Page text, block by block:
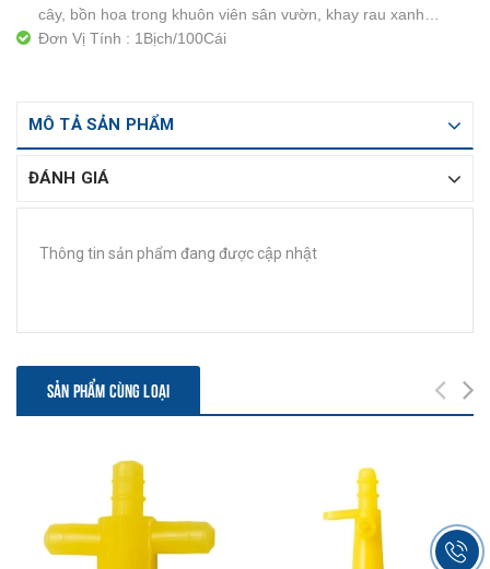
cây, bồn hoa trong khuôn viên sân vườn, khay rau xanh…
Đơn Vị Tính : 1Bịch/100Cái
MÔ TẢ SẢN PHẨM
ĐÁNH GIÁ
Thông tin sản phẩm đang được cập nhật
SẢN PHẨM CÙNG LOẠI